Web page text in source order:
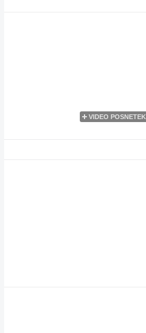
VIDEO POSNETEK